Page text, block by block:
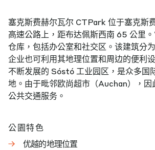
塞克斯费赫尔瓦尔 CTPark 位于塞克斯
高速公路上，距布达佩斯西南 65 公里
仓库，包括办公室和社交区。该建筑分
企业也可利用其地理位置和周边的便利
不断发展的 Sóstó 工业园区，是众多国
地。由于毗邻欧尚超市（Auchan），因
公共交通服务。
公園特色
优越的地理位置